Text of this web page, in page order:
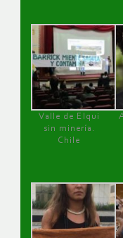
Valle de Elqui
sin minería.
Chile